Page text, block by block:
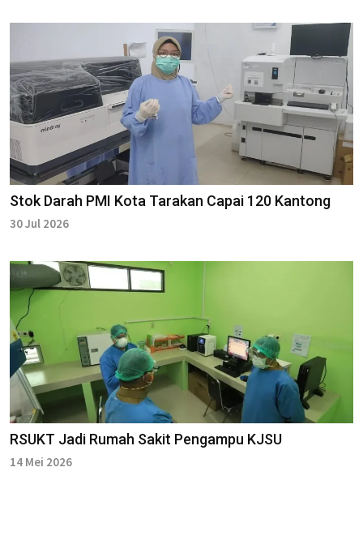
Stok Darah PMI Kota Tarakan Capai 120 Kantong
30 Jul 2026
RSUKT Jadi Rumah Sakit Pengampu KJSU
14 Mei 2026